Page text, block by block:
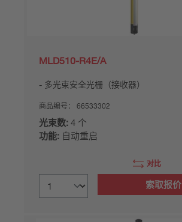
MLD510-R4E/A
多光束安全光栅（接收器）
商品编号： 66533302
光束数: 4 个
功能: 自动重启
对比
索取报价